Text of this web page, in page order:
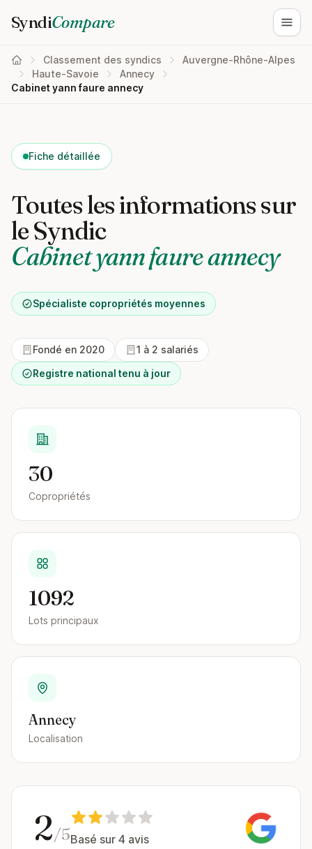
SyndiCompare
Classement des syndics
Auvergne-Rhône-Alpes
Haute-Savoie
Annecy
Cabinet yann faure annecy
Fiche détaillée
Toutes les informations sur
le Syndic
Cabinet yann faure annecy
Spécialiste copropriétés moyennes
Fondé en 2020
1 à 2 salariés
Registre national tenu à jour
30
Copropriétés
1092
Lots principaux
Annecy
Localisation
2/5Basé sur 4 avis